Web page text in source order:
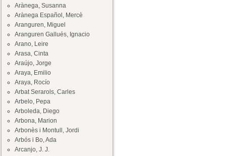
Arànega, Susanna
Arànega Español, Mercè
Aranguren, Miguel
Aranguren Gallués, Ignacio
Arano, Leire
Arasa, Cinta
Araújo, Jorge
Araya, Emilio
Araya, Rocío
Arbat Serarols, Carles
Arbelo, Pepa
Arboleda, Diego
Arbona, Marion
Arbonès i Montull, Jordi
Arbós i Bo, Ada
Arcanjo, J. J.